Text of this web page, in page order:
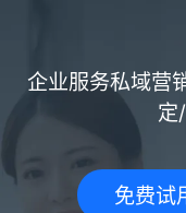
企业服务私域营
定
免费试